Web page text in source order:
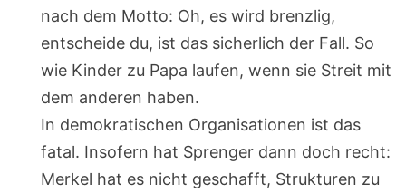
nach dem Motto: Oh, es wird brenzlig,
entscheide du, ist das sicherlich der Fall. So
wie Kinder zu Papa laufen, wenn sie Streit mit
dem anderen haben.
In demokratischen Organisationen ist das
fatal. Insofern hat Sprenger dann doch recht:
Merkel hat es nicht geschafft, Strukturen zu